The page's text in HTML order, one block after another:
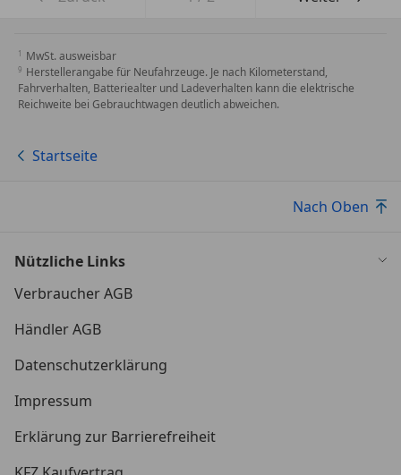
MwSt. ausweisbar
Herstellerangabe für Neufahrzeuge. Je nach Kilometerstand,
Fahrverhalten, Batteriealter und Ladeverhalten kann die elektrische
Reichweite bei Gebrauchtwagen deutlich abweichen.
Startseite
Nach Oben
Nützliche Links
Verbraucher AGB
Händler AGB
Datenschutzerklärung
Impressum
Erklärung zur Barrierefreiheit